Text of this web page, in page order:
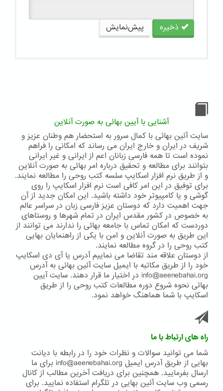
ذخیره پیش‌نمایش
آشنایی با آیین بهائی به صورت آنلاین
سایت آئین بهائی با کمال سرور به استحضار هم وطنان عزیز و
شریف در ایران و خارج ایران می رساند که امکانی را فراهم
نموده است تا همه فارسی زبانان اعم از ایرانی و غیر ایرانی
بتوانند برای مطالعه و تحقیق درباره امر بهائی به صورت آنلاین
و از طریق نرم افزار اسکایپ سلسه کتب روحی را مطالعه نمایند.
برای توفیق در این امر کافی است نرم افزار اسکایپ را روی
گوشی و یا کامپیوتر خود داشته باشید. این امکان جدید از آن
جهت اهمیت دارد که دوستان عزیز فارسی زبان در سراسر عالم
به خصوص در کشور مقدس ایران در تمام شهرها و روستاهای
دوردست که امکان تماس با جامعه بهائی را ندارند می توانند از
این طریق به صورت آنلاین و امن با یکی از راهنمایان بهایی
کتب روحی را در گروه مطالعه نمایند.
از دوستان علاقه مند تقاضا می نماییم آدرس یا آی دی اسکایپ
خود را از طریق مکاتبه با ایمیل سایت آئین بهائی به آدرس
info@aeenebahai.org در اختیار ما قرار دهند. سایت آیین
بهائی نحوه شروع دوره مطالعات کتب روحی را از طریق
اسکایپ با شما هماهنگ خواهد نمود.
راه های ارتباط با ما
شما می توانید سوالات و نظرات خود را در رابطه با دیانت
بهایی از طریق آدرس ایمیل info@aeenebahai.org برای ما
ارسال بفرمایید. همچنین برای دریافت آخرین مطالب از کانال
رسمی وب سایت آئین بهایی در تلگرام استفاده نمایید. برای